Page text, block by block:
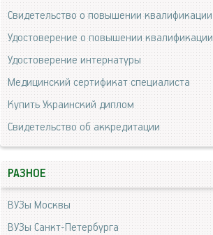
Свидетельство о повышении квалификации
Удостоверение о повышении квалификации
Удостоверение интернатуры
Медицинский сертификат специалиста
Купить Украинский диплом
Свидетельство об аккредитации
РАЗНОЕ
ВУЗы Москвы
ВУЗы Санкт-Петербурга